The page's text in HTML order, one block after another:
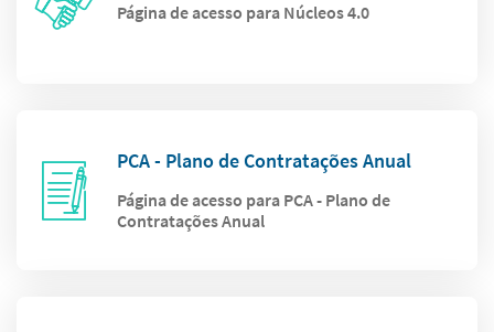
Página de acesso para Núcleos 4.0
PCA - Plano de Contratações Anual
Página de acesso para PCA - Plano de
Contratações Anual